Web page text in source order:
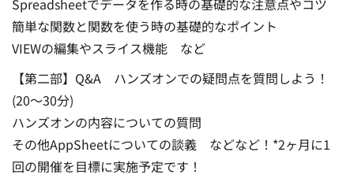
Spreadsheetでデータを作る時の基礎的な注意点やコツ
簡単な関数と関数を使う時の基礎的なポイント
VIEWの編集やスライス機能 など
【第二部】Q&A ハンズオンでの疑問点を質問しよう！
(20～30分)
ハンズオンの内容についての質問
その他AppSheetについての談義 などなど！*2ヶ月に1
回の開催を目標に実施予定です！